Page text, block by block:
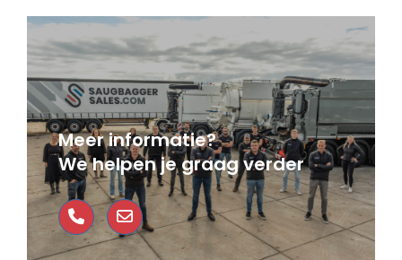
Meer informatie?
We helpen je graag verder